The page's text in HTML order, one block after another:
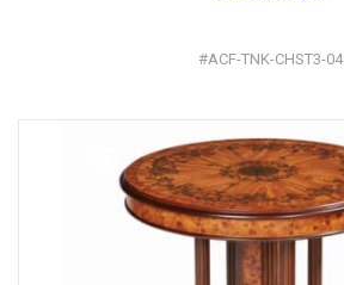
#ACF-TNK-CHST3-04